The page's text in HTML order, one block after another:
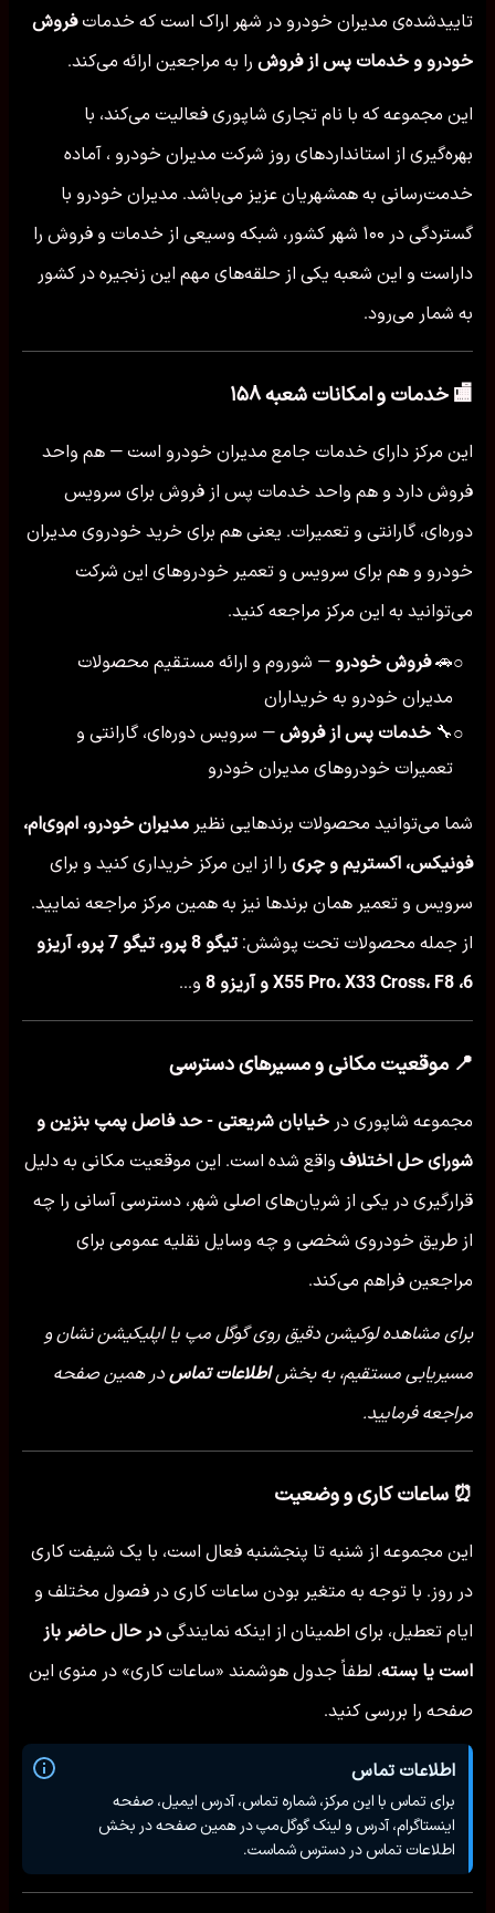
تاییدشده‌ی مدیران خودرو در شهر اراک است که خدماتفروش
خودرو و خدمات پس از فروش را به مراجعین ارائه می‌کند.
این مجموعه که با نام تجاری شاپوری فعالیت می‌کند، با
بهره‌گیری از استانداردهای روز شرکت مدیران خودرو ، آماده
خدمت‌رسانی به همشهریان عزیز می‌باشد. مدیران خودرو با
گستردگی در ۱۰۰ شهر کشور، شبکه وسیعی از خدمات و فروش را
داراست و این شعبه یکی از حلقه‌های مهم این زنجیره در کشور
به شمار می‌رود.
🏬 خدمات و امکانات شعبه ۱۵۸
این مرکز دارای خدمات جامع مدیران خودرو است — هم واحد
فروش دارد و هم واحد خدمات پس از فروش برای سرویس
دوره‌ای، گارانتی و تعمیرات. یعنی هم برای خرید خودروی مدیران
خودرو و هم برای سرویس و تعمیر خودروهای این شرکت
می‌توانید به این مرکز مراجعه کنید.
○
🚗فروش خودرو — شوروم و ارائه مستقیم محصولات
مدیران خودرو به خریداران
○
🔧 خدمات پس از فروش — سرویس دوره‌ای، گارانتی و
تعمیرات خودروهای مدیران خودرو
شما می‌توانید محصولات برندهایی نظیر مدیران خودرو، ام‌وی‌ام،
فونیکس، اکستریم و چری را از این مرکز خریداری کنید و برای
سرویس و تعمیر همان برندها نیز به همین مرکز مراجعه نمایید.
از جمله محصولات تحت پوشش:
تیگو 8 پرو، تیگو 7 پرو، آریزو
6، X55 Pro، X33 Cross، F8 و آریزو 8
و...
📍 موقعیت مکانی و مسیرهای دسترسی
مجموعه شاپوری در خیابان شریعتی - حد فاصل پمپ بنزین و
شورای حل اختلاف واقع شده است. این موقعیت مکانی به دلیل
قرارگیری در یکی از شریان‌های اصلی شهر، دسترسی آسانی را چه
از طریق خودروی شخصی و چه وسایل نقلیه عمومی برای
مراجعین فراهم می‌کند.
برای مشاهده لوکیشن دقیق روی گوگل مپ یا اپلیکیشن نشان و
مسیریابی مستقیم، به بخشاطلاعات تماس در همین صفحه
مراجعه فرمایید.
⏰ ساعات کاری و وضعیت
این مجموعه از شنبه تا پنجشنبه فعال است، با یک شیفت کاری
در روز. با توجه به متغیر بودن ساعات کاری در فصول مختلف و
ایام تعطیل، برای اطمینان از اینکه نمایندگی در حال حاضر باز
است یا بسته، لطفاً جدول هوشمند «ساعات کاری» در منوی این
صفحه را بررسی کنید.
اطلاعات تماس
برای تماس با این مرکز، شماره تماس، آدرس ایمیل، صفحه
اینستاگرام، آدرس و لینک گوگل‌مپ در همین صفحه در بخش
اطلاعات تماس در دسترس شماست.